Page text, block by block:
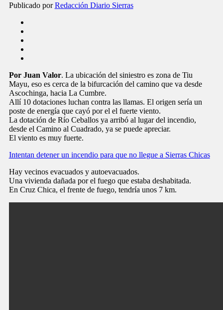
Publicado porRedacción Diario Sierras
Por Juan Valor. La ubicación del siniestro es zona de Tiu
Mayu, eso es cerca de la bifurcación del camino que va desde
Ascochinga, hacia La Cumbre.
Allí 10 dotaciones luchan contra las llamas. El origen sería un
poste de energía que cayó por el el fuerte viento.
La dotación de Río Ceballos ya arribó al lugar del incendio,
desde el Camino al Cuadrado, ya se puede apreciar.
El viento es muy fuerte.
Intentan detener un incendio para que no llegue a Sierras Chicas
Hay vecinos evacuados y autoevacuados.
Una vivienda dañada por el fuego que estaba deshabitada.
En Cruz Chica, el frente de fuego, tendría unos 7 km.